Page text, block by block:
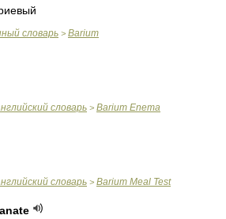
словарь > Barium
словарь > Barium Enema
словарь > Barium Meal Test